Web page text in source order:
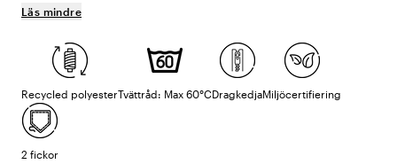
Läs mindre
Recycled polyesterTvättråd: Max 60°CDragkedjaMiljöcertifiering
2 fickor